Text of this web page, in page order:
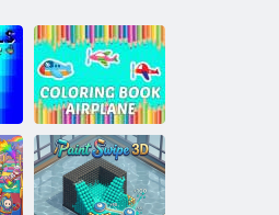
Omaľovánky
lietadlo